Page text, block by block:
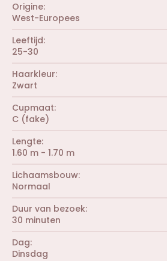
Origine
West-Europees
Leeftijd
25-30
Haarkleur
Zwart
Cupmaat
C (fake)
Lengte
1.60 m - 1.70 m
Lichaamsbouw
Normaal
Duur van bezoek
30 minuten
Dag
Dinsdag